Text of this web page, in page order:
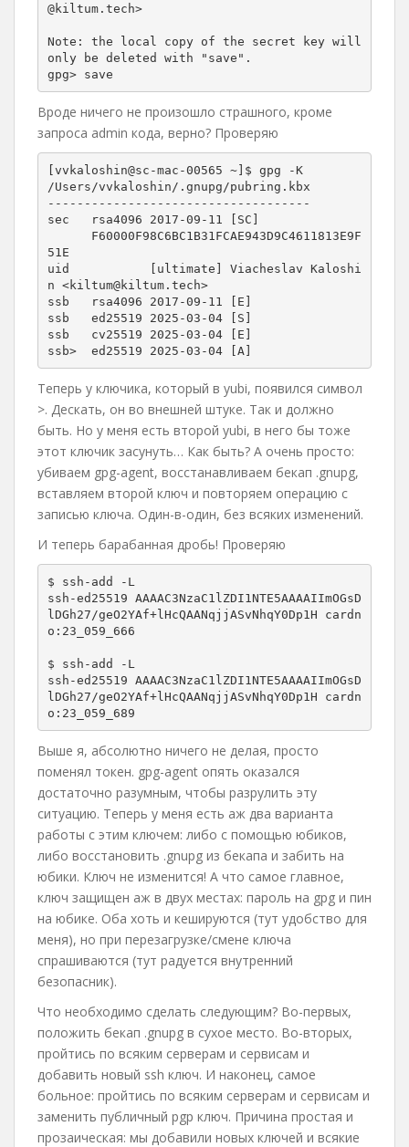
@kiltum.tech>
Note: the local copy of the secret key will
only be deleted with "save".
Вроде ничего не произошло страшного, кроме
запроса admin кода, верно? Проверяю
[vvkaloshin@sc-mac-00565 ~]$ gpg -K
/Users/vvkaloshin/.gnupg/pubring.kbx
------------------------------------
sec   rsa4096 2017-09-11 [SC]
51E
uid           [ultimate] Viacheslav Kaloshi
n <kiltum@kiltum.tech>
ssb   rsa4096 2017-09-11 [E]
ssb   ed25519 2025-03-04 [S]
ssb   cv25519 2025-03-04 [E]
ssb>  ed25519 2025-03-04 [A]
Теперь у ключика, который в yubi, появился символ
>. Дескать, он во внешней штуке. Так и должно
быть. Но у меня есть второй yubi, в него бы тоже
этот ключик засунуть… Как быть? А очень просто:
убиваем gpg-agent, восстанавливаем бекап .gnupg,
вставляем второй ключ и повторяем операцию с
записью ключа. Один-в-один, без всяких изменений.
И теперь барабанная дробь! Проверяю
$ ssh-add -L
ssh-ed25519 AAAAC3NzaC1lZDI1NTE5AAAAIImOGsD
lDGh27/geO2YAf+lHcQAANqjjASvNhqY0Dp1H cardn
o:23_059_666
$ ssh-add -L
ssh-ed25519 AAAAC3NzaC1lZDI1NTE5AAAAIImOGsD
lDGh27/geO2YAf+lHcQAANqjjASvNhqY0Dp1H cardn
o:23_059_689
Выше я, абсолютно ничего не делая, просто
поменял токен. gpg-agent опять оказался
достаточно разумным, чтобы разрулить эту
ситуацию. Теперь у меня есть аж два варианта
работы с этим ключем: либо с помощью юбиков,
либо восстановить .gnupg из бекапа и забить на
юбики. Ключ не изменится! А что самое главное,
ключ защищен аж в двух местах: пароль на gpg и пин
на юбике. Оба хоть и кешируются (тут удобство для
меня), но при перезагрузке/смене ключа
спрашиваются (тут радуется внутренний
безопасник).
Что необходимо сделать следующим? Во-первых,
положить бекап .gnupg в сухое место. Во-вторых,
пройтись по всяким серверам и сервисам и
добавить новый ssh ключ. И наконец, самое
больное: пройтись по всяким серверам и сервисам и
заменить публичный pgp ключ. Причина простая и
прозаическая: мы добавили новых ключей и всякие